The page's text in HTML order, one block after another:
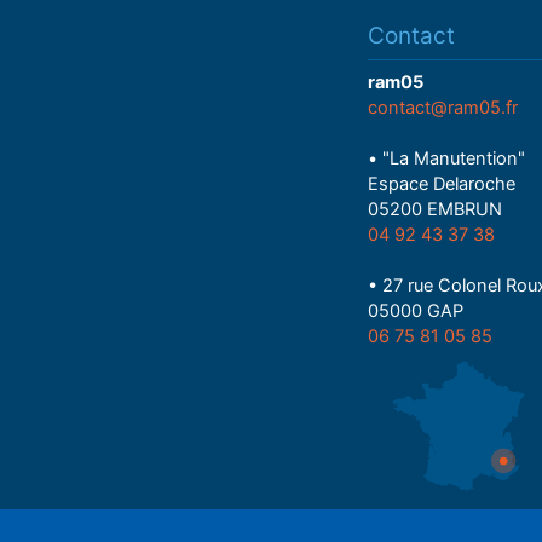
Contact
ram05
contact@ram05.fr
• "La Manutention"
Espace Delaroche
05200 EMBRUN
04 92 43 37 38
• 27 rue Colonel
05000 GAP
06 75 81 05 85